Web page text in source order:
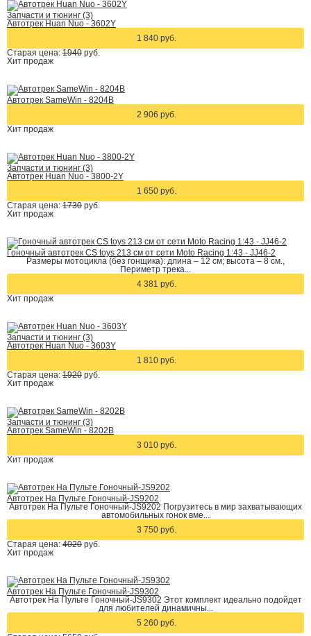
Запчасти и тюнинг (3)
Автотрек Huan Nuo - 3602Y
1 840 руб.
Старая цена: 1940 руб.
Хит продаж
Автотрек SameWin - 8204B
2 906 руб.
Хит продаж
Запчасти и тюнинг (3)
Автотрек Huan Nuo - 3800-2Y
1 650 руб.
Старая цена: 1730 руб.
Хит продаж
Гоночный автотрек CS toys 213 см от сети Moto Racing 1:43 - JJ46-2
Размеры мотоцикла (без гонщика): длина – 12 см; высота – 8 см.,
Периметр трека...
4 381 руб.
Хит продаж
Запчасти и тюнинг (3)
Автотрек Huan Nuo - 3603Y
1 810 руб.
Старая цена: 1920 руб.
Хит продаж
Запчасти и тюнинг (3)
Автотрек SameWin - 8202B
3 010 руб.
Хит продаж
Автотрек На Пульте Гоночный-JS9202
Автотрек На Пульте Гоночный-JS9202 Погрузитесь в мир захватывающих
автомобильных гонок вме...
3 750 руб.
Старая цена: 4020 руб.
Хит продаж
Автотрек На Пульте Гоночный-JS9302
Автотрек На Пульте Гоночный-JS9302 Этот комплект идеально подойдет
для любителей динамичны...
5 260 руб.